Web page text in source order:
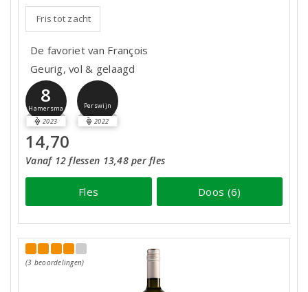
Fris tot zacht
De favoriet van François
Geurig, vol & gelaagd
8
Hamersma
2023
Perswijn
2022
14,70
Vanaf 12 flessen 13,48 per fles
Fles Doos (6)
(3 beoordelingen)